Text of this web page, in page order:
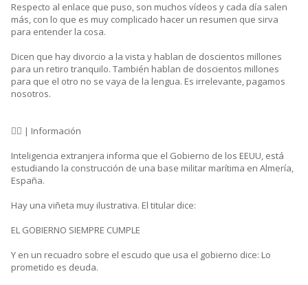
Respecto al enlace que puso, son muchos vídeos y cada día salen
más, con lo que es muy complicado hacer un resumen que sirva
para entender la cosa.
Dicen que hay divorcio a la vista y hablan de doscientos millones
para un retiro tranquilo. También hablan de doscientos millones
para que el otro no se vaya de la lengua. Es irrelevante, pagamos
nosotros.
🕵️‍♂️ | Información
Inteligencia extranjera informa que el Gobierno de los EEUU, está
estudiando la construcción de una base militar marítima en Almería,
España.
Hay una viñeta muy ilustrativa. El titular dice:
EL GOBIERNO SIEMPRE CUMPLE
Y en un recuadro sobre el escudo que usa el gobierno dice: Lo
prometido es deuda.